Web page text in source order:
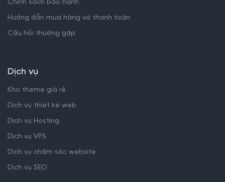
Chính sách bảo hành
Hướng dẫn mua hàng và thanh toán
Câu hỏi thường gặp
Dịch vụ
Kho theme giá rẻ
Dịch vụ thiết kế web
Dịch vụ Hosting
Dịch vụ VPS
Dịch vụ chăm sóc website
Dịch vụ SEO